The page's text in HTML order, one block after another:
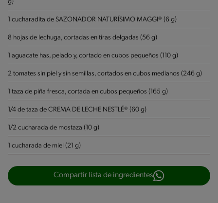
g)
1 cucharadita de SAZONADOR NATURÍSIMO MAGGI® (6 g)
8 hojas de lechuga, cortadas en tiras delgadas (56 g)
1 aguacate has, pelado y, cortado en cubos pequeños (110 g)
2 tomates sin piel y sin semillas, cortados en cubos medianos (246 g)
1 taza de piña fresca, cortada en cubos pequeños (165 g)
1/4 de taza de CREMA DE LECHE NESTLÉ® (60 g)
1/2 cucharada de mostaza (10 g)
1 cucharada de miel (21 g)
Compartir lista de ingredientes